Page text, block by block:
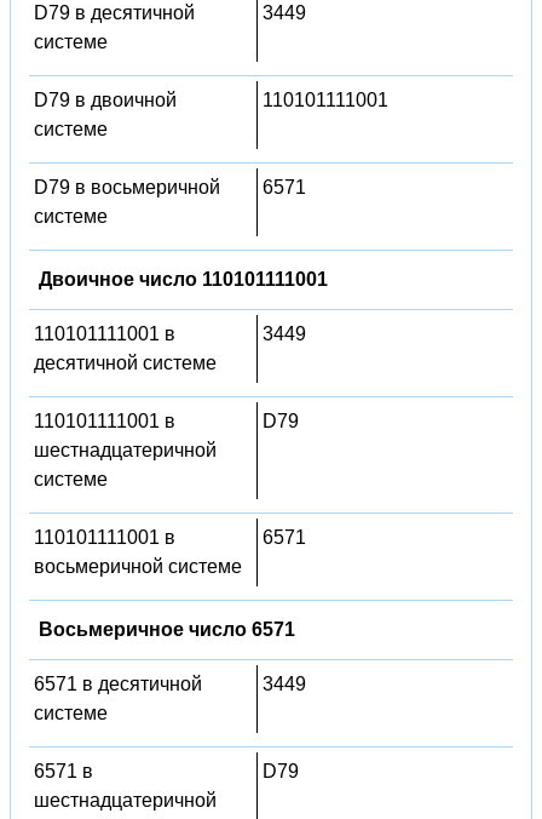
D79 в десятичной
системе
3449
D79 в двоичной
системе
110101111001
D79 в восьмеричной
системе
6571
Двоичное число 110101111001
110101111001 в
десятичной системе
3449
110101111001 в
шестнадцатеричной
системе
D79
110101111001 в
восьмеричной системе
6571
Восьмеричное число 6571
6571 в десятичной
системе
3449
6571 в
шестнадцатеричной
D79